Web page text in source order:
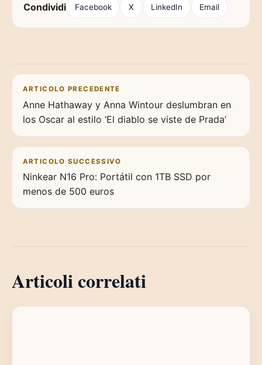
Condividi Facebook X LinkedIn Email
Navigazione articoli
ARTICOLO PRECEDENTE
Anne Hathaway y Anna Wintour deslumbran en
los Oscar al estilo ‘El diablo se viste de Prada’
ARTICOLO SUCCESSIVO
Ninkear N16 Pro: Portátil con 1TB SSD por
menos de 500 euros
Articoli correlati